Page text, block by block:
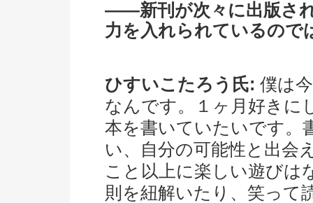
――新刊が次々に出版さ
力を入れられているので
ひすいこたろう氏: 僕は
なんです。１ヶ月好きに
本を書いていたいです。
い、自分の可能性と出会
こと以上に楽しい遊びは
則を紐解いたり、笑って